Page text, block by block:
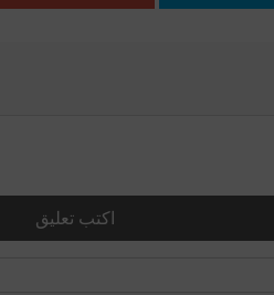
اكتب تعليق